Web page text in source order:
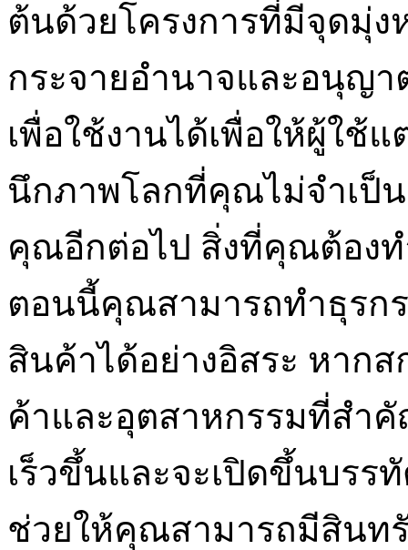
ต้นด้วยโครงการที่มีจุดมุ่ง
กระจายอำนาจและอนุญา
เพื่อใช้งานได้เพื่อให้ผู้ใช้
นึกภาพโลกที่คุณไม่จำเป็น
คุณอีกต่อไป สิ่งที่คุณต้องท
ตอนนี้คุณสามารถทำธุรก
สินค้าได้อย่างอิสระ หาก
ค้าและอุตสาหกรรมที่สำ
เร็วขึ้นและจะเปิดขึ้นบร
ช่วยให้คุณสามารถมีสินท